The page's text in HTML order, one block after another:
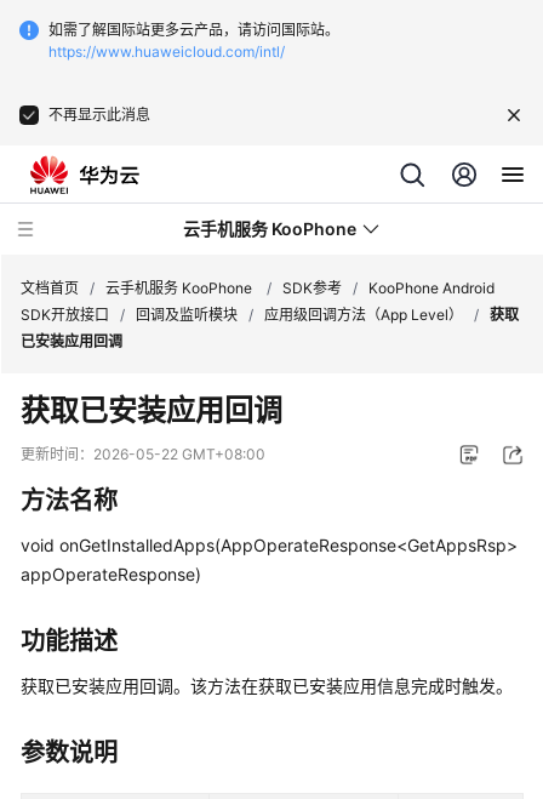
如需了解国际站更多云产品，请访问国际站。
https://www.huaweicloud.com/intl/
不再显示此消息
云手机服务 KooPhone
动
态
产
介
绍
计
说
文档首页 / 云手机服务 KooPhone / SDK参考 /
KooPhone Android
SDK开放接口
/ 回调及监听模块 / 应用级回调方法（App Level） / 获取
已安装应用回调
获取已安装应用回调
更新时间： 2026-05-22 GMT+08:00
方法名称
void onGetInstalledApps(AppOperateResponse<GetAppsRsp>
appOperateResponse)
功能描述
获取已安装应用回调。该方法在获取已安装应用信息完成时触发。
参数说明